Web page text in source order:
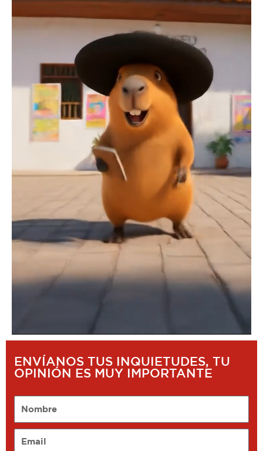
ENVÍANOS TUS INQUIETUDES, TU
OPINIÓN ES MUY IMPORTANTE